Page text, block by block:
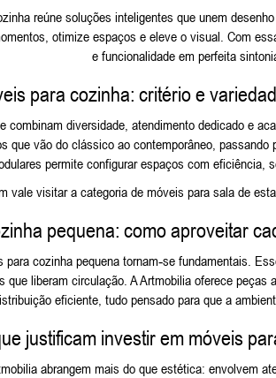
reúne soluções inteligentes que unem
otimize espaços e eleve o visual. Com
e funcionalidade em perfeita
para cozinha: critério e
combinam diversidade, atendimento dedicado e
que vão do clássico ao contemporâneo,
permite configurar espaços com eficiência,
vale visitar a categoria demóveis para sala de
pequena: como aproveitar
cozinha pequena tornam‑se fundamentais.
liberam circulação. A Artmobilia oferece peças
eficiente, tudo pensado para que a
justificam investir em móveis
abrangem mais do que estética: envolvem